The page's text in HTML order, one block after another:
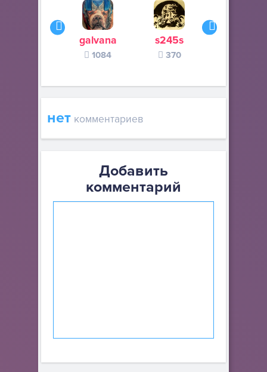
galvana
1084
s245s
370
нет комментариев
Добавить
комментарий